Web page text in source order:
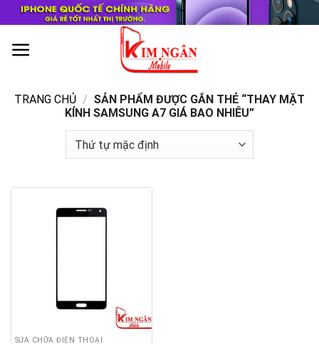
Skip
to
content
TRANG CHỦ / SẢN PHẨM ĐƯỢC GẮN THẺ “THAY MẶT
KÍNH SAMSUNG A7 GIÁ BAO NHIÊU”
SỬA CHỮA ĐIỆN THOẠI